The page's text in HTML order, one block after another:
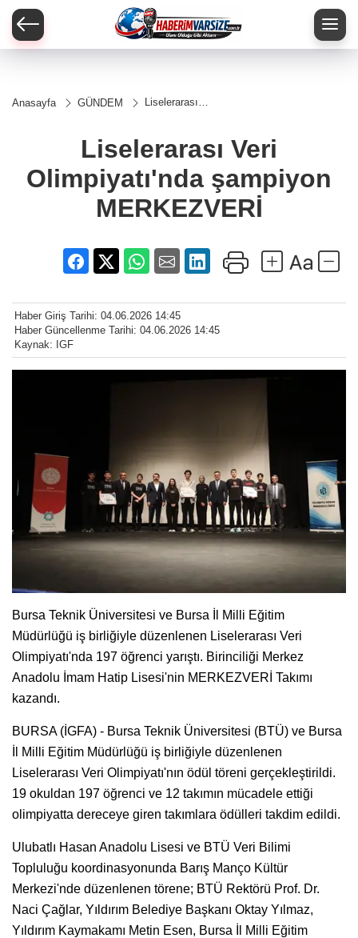
Anasayfa GÜNDEM
Liselerarası
MERKEZVERİ
Liselerarası Veri
Olimpiyatı'nda şampiyon
MERKEZVERİ
Haber Giriş Tarihi: 04.06.2026 14:45
Haber Güncellenme Tarihi: 04.06.2026 14:45
Kaynak: IGF
Bursa Teknik Üniversitesi ve Bursa İl Milli Eğitim
Müdürlüğü iş birliğiyle düzenlenen Liselerarası Veri
Olimpiyatı'nda 197 öğrenci yarıştı. Birinciliği Merkez
Anadolu İmam Hatip Lisesi'nin MERKEZVERİ Takımı
kazandı.
BURSA (İGFA) - Bursa Teknik Üniversitesi (BTÜ) ve Bursa
İl Milli Eğitim Müdürlüğü iş birliğiyle düzenlenen
Liselerarası Veri Olimpiyatı'nın ödül töreni gerçekleştirildi.
19 okuldan 197 öğrenci ve 12 takımın mücadele ettiği
olimpiyatta dereceye giren takımlara ödülleri takdim edildi.
Ulubatlı Hasan Anadolu Lisesi ve BTÜ Veri Bilimi
Topluluğu koordinasyonunda Barış Manço Kültür
Merkezi'nde düzenlenen törene; BTÜ Rektörü Prof. Dr.
Naci Çağlar, Yıldırım Belediye Başkanı Oktay Yılmaz,
Yıldırım Kaymakamı Metin Esen, Bursa İl Milli Eğitim